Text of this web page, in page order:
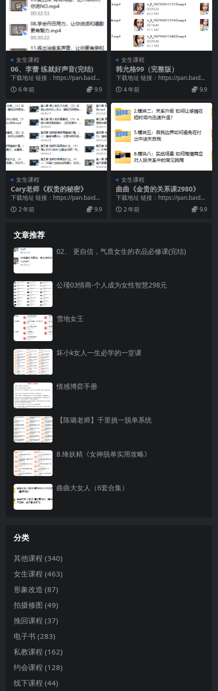
女生课程
06、李蕾 练就好声音(完结)
下载地址 链接：https://pan.baidu.
com/s/1HegQXk3...
6 年前 9.9
女生课程
韩允格99（完整版）
下载地址 链接：https://pan.baidu.
com/s/1S6QMvLX...
4 年前 9.9
女生课程
Cary老师《权贵的秘密》
下载地址 链接：https://pan.baidu.
com/s/1tMEr-DG...
2 年前 9.9
女生课程
曲曲《金贵的关系课2980》
下载地址 链接：https://pan.baidu.
com/s/1zIh7U8q...
2 年前 9.9
文章推荐
02、 更自信，气质女生的衣品必修课(完结)
公瑾03情商-个人成为女性智慧298元
雪地女王
坏小k女人一生必学的一堂课
情感博弈手册
【陈璐老师】千里挑一脱单系统
8.绛妖精《女神脱单实用攻略》
曲曲大女人（6套合集）
分类
其他课程 (340)
女生课程 (463)
形象改造 (87)
拍摄修图 (49)
挽回课程 (37)
电子书 (283)
私教课程 (162)
约会课程 (128)
线下课程 (44)